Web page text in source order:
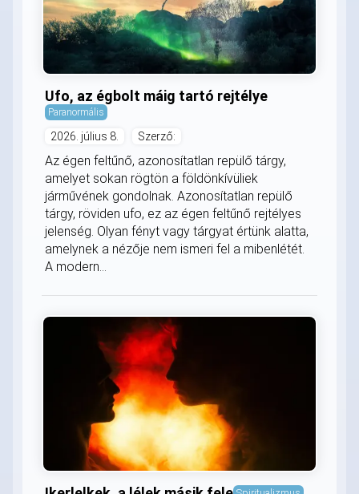
Ufo, az égbolt máig tartó rejtélye
Paranormális
2026. július 8. Szerző:
Az égen feltűnő, azonosítatlan repülő tárgy,
amelyet sokan rögtön a földönkívüliek
járművének gondolnak. Azonosítatlan repülő
tárgy, röviden ufo, ez az égen feltűnő rejtélyes
jelenség. Olyan fényt vagy tárgyat értünk alatta,
amelynek a nézője nem ismeri fel a mibenlétét.
A modern...